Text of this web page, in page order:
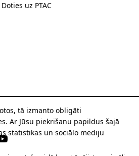
Doties uz PTAC
tā izmanto obligāti
Ar Jūsu piekrišanu papildus šajā
statistikas un sociālo mediju